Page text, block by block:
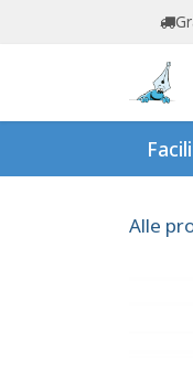
Overslaan naar
Alle